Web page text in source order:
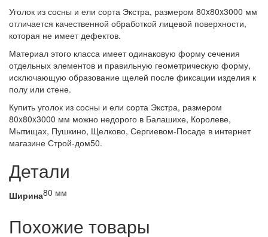
Уголок из сосны и ели сорта Экстра, размером 80x80x3000 мм
отличается качественной обработкой лицевой поверхности,
которая не имеет дефектов.
Материал этого класса имеет одинаковую форму сечения
отдельных элементов и правильную геометрическую форму,
исключающую образование щелей после фиксации изделия к
полу или стене.
Купить уголок из сосны и ели сорта Экстра, размером
80x80x3000 мм можно недорого в Балашихе, Королеве,
Мытищах, Пушкино, Щелково, Сергиевом-Посаде в интернет
магазине Строй-дом50.
Детали
Ширина80 мм
Похожие товары